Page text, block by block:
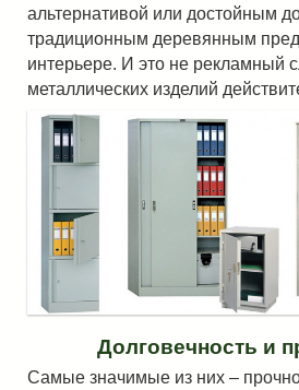
альтернативой или достойным
традиционным деревянным
интерьере. И это не рекламный
металлических изделий
Долговечность и
Самые значимые из них –